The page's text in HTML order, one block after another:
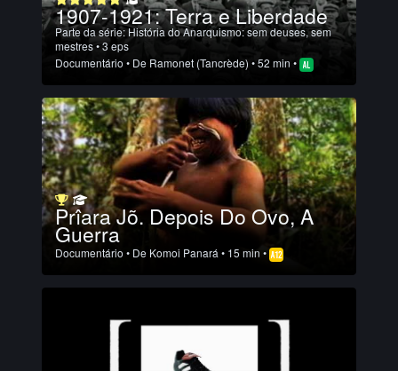
1907-1921: Terra e Liberdade
Parte da série:História do Anarquismo: sem deuses, sem
mestres• 3 eps
Documentário • De Ramonet (Tancrède) • 52 min •
Prîara Jõ. Depois Do Ovo, A
Guerra
Documentário • De Komoi Panará • 15 min •